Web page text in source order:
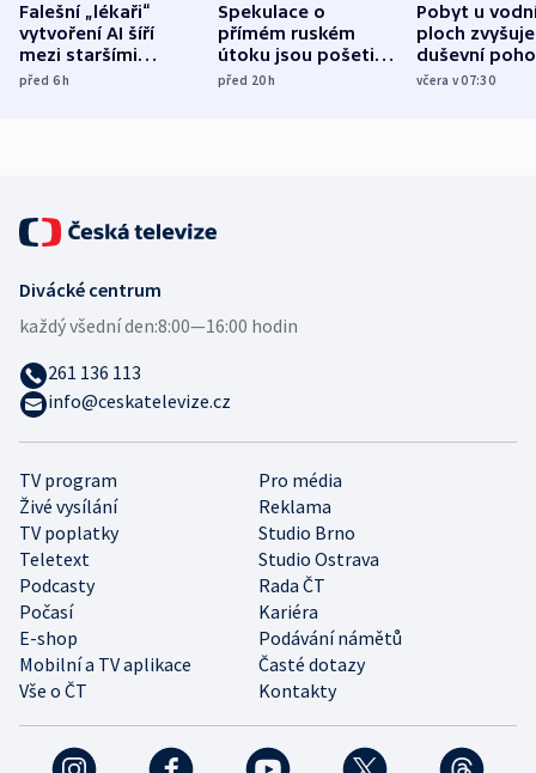
Falešní „lékaři“
vytvoření AI šíří
mezi staršími
Poláky nebezpečné
před 6h
Spekulace o
přímém ruském
útoku jsou pošetilé,
míní estonský
před 20h
Pobyt u
ploch zvyšuje
duševní
ukázala
včera v 07:30
TV program
Pro média
Živé vysílání
Reklama
TV poplatky
Studio Brno
Teletext
Studio Ostrava
Podcasty
Rada ČT
Počasí
Kariéra
E-shop
Podávání námětů
Mobilní a TV aplikace
Časté dotazy
Vše o ČT
Kontakty
Divácké centrum
každý všední den:8:00—16:00 hodin
261 136 113
info@ceskatelevize.cz